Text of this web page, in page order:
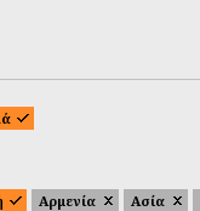
Αρμενία Ασία